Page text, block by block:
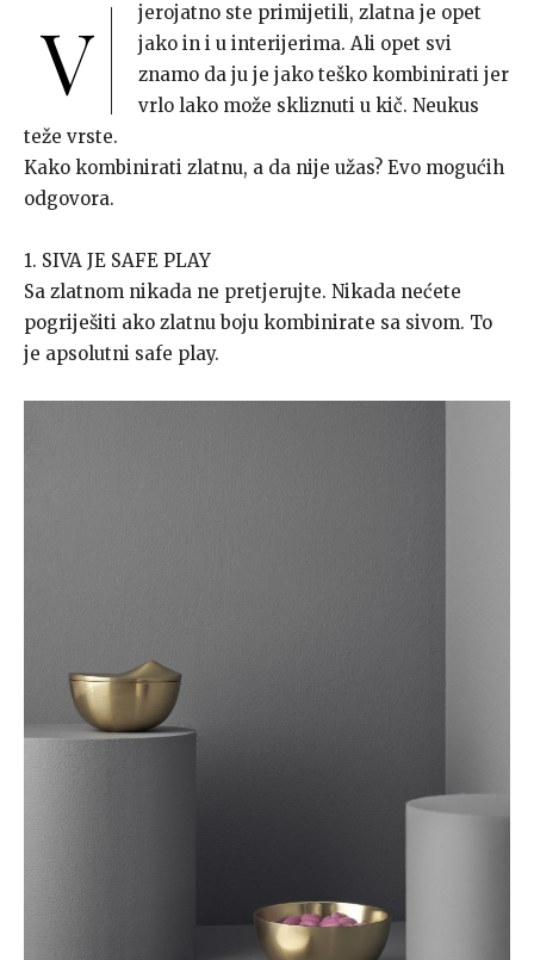
V
jerojatno ste primijetili, zlatna je opet
jako in i u interijerima. Ali opet svi
znamo da ju je jako teško kombinirati jer
vrlo lako može skliznuti u kič. Neukus
teže vrste.
Kako kombinirati zlatnu, a da nije užas? Evo mogućih
odgovora.
1. SIVA JE SAFE PLAY
Sa zlatnom nikada ne pretjerujte. Nikada nećete
pogriješiti ako zlatnu boju kombinirate sa sivom. To
je apsolutni safe play.